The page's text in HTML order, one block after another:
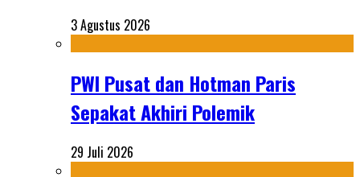
3 Agustus 2026
PWI Pusat dan Hotman Paris
Sepakat Akhiri Polemik
29 Juli 2026